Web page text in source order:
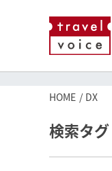
HOME DX
検索タ